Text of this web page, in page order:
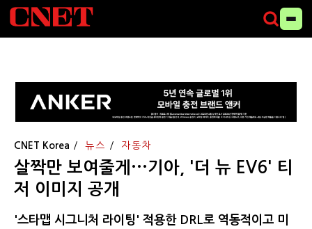
CNET Korea 뉴스 자동차
살짝만 보여줄게···기아, '더 뉴 EV6' 티
저 이미지 공개
'스타맵 시그니처 라이팅' 적용한 DRL로 역동적이고 미